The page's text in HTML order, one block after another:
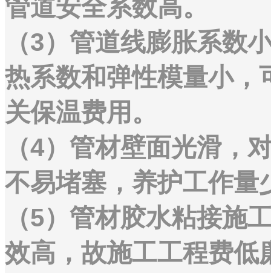
管道安全系数高。
（3）管道线膨胀系数
热系数和弹性模量小，
关保温费用。
（4）管材壁面光滑，
不易堵塞，养护工作量
（5）管材胶水粘接施
效高，故施工工程费低